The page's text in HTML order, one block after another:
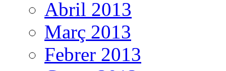
Abril 2013
Març 2013
Febrer 2013